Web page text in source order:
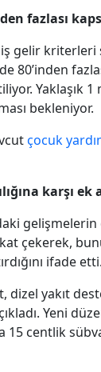
fazlası
gelir kriterleri
80’inden
Yaklaşık 1
bekleniyor.
çocuk
karşı ek
gelişmelerin
çekerek,
ifade etti.
dizel yakıt
Yeni
15 centlik